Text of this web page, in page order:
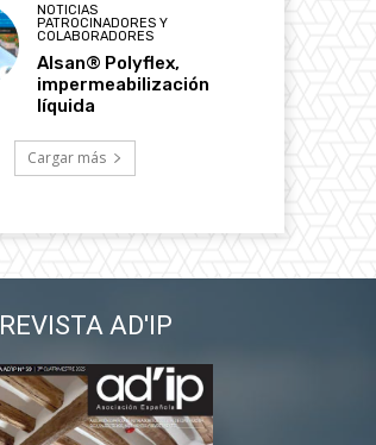
NOTICIAS
PATROCINADORES Y
COLABORADORES
Alsan® Polyflex,
impermeabilización
líquida
Cargar más
REVISTA AD'IP